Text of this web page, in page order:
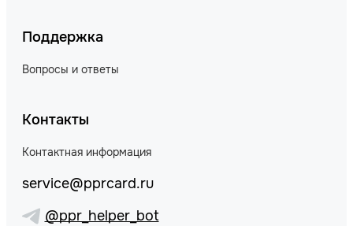
Поддержка
Вопросы и ответы
Контакты
Контактная информация
service@pprcard.ru
@ppr_helper_bot